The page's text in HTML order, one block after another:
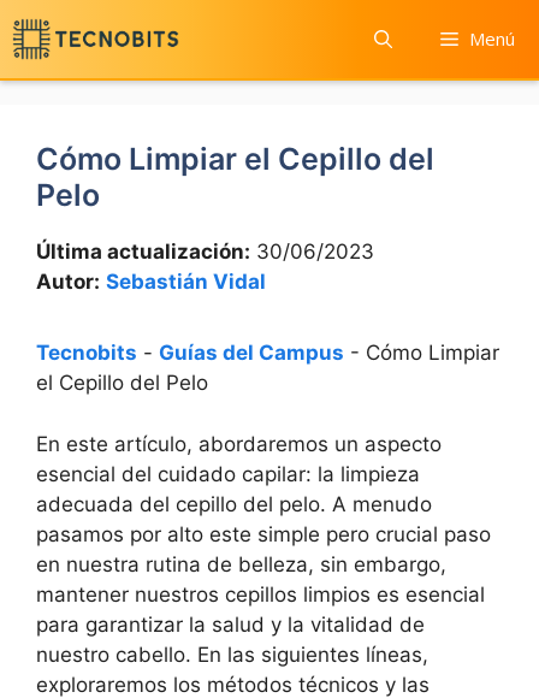
Saltar
al
contenido
Menú
Cómo Limpiar el Cepillo del
Pelo
Última actualización: 30/06/2023
Autor: Sebastián Vidal
Tecnobits - Guías del Campus - Cómo Limpiar
el Cepillo del Pelo
En este artículo, abordaremos un aspecto
esencial del cuidado capilar: la limpieza
adecuada del cepillo del pelo. A menudo
pasamos por alto este simple pero crucial paso
en nuestra rutina de belleza, sin embargo,
mantener nuestros cepillos limpios es esencial
para garantizar la salud y la vitalidad de
nuestro cabello. En las siguientes líneas,
exploraremos los métodos técnicos y las